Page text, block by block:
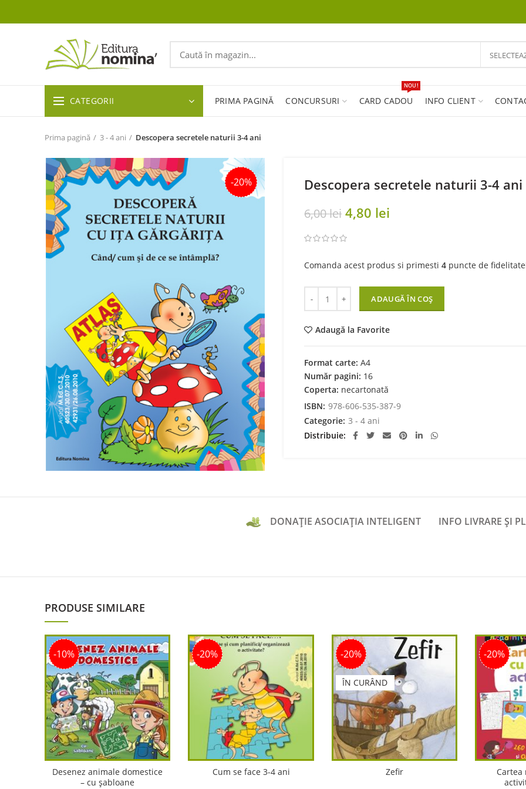
CATEGORII PRIMA PAGINĂ CONCURSURI CARD CADOU
NOU!
INFO CLIENT
Prima pagină 3 - 4 ani Descopera secretele naturii 3-4 ani
-20% Descopera secretele naturii 3-4 ani
6,00lei Original
was:
6,00 lei.
4,80 lei
4,80 lei.
Comanda acest produs si primesti4 puncte de
Cantitate Descopera secretele naturii 3-4 ani
ADAUGĂ ÎN COȘ
Adaugă la Favorite
Format carte: A4
Număr pagini: 16
Coperta: necartonată
ISBN: 978-606-535-387-9
Categorie: 3 - 4 ani
Distribuie
DONAȚIE ASOCIAȚIA INTELIGENT INFO LIVRARE ȘI
PRODUSE SIMILARE
-10%
Desenez animale domestice
– cu șabloane
-20%
Cum se face 3-4 ani
-20%
ÎN CURÂND
Zefir
-20%
Cartea